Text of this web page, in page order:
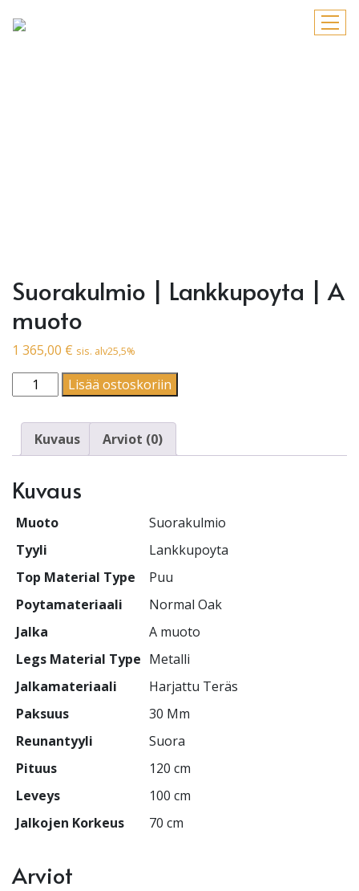
Suorakulmio | Lankkupoyta | A
muoto
1 365,00 € sis. alv25,5%
Suorakulmio | Lankkupoyta | A muoto määrä
Lisää ostoskoriin
Kuvaus Arviot (0)
Kuvaus
Muoto
Suorakulmio
Tyyli
Lankkupoyta
Top Material Type
Puu
Poytamateriaali
Normal Oak
Jalka
A muoto
Legs Material Type Metalli
Jalkamateriaali
Harjattu Teräs
Paksuus
30 Mm
Reunantyyli
Suora
Pituus
120 cm
Leveys
100 cm
Jalkojen Korkeus
70 cm
Arviot